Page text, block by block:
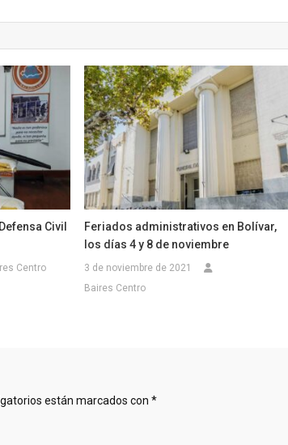
Civil
Centro
Feriados administrativos en Bolívar,
los días 4 y 8 de noviembre
3 de noviembre de 2021
Baires Centro
están marcados con *